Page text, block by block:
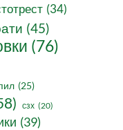
(34)
(45)
(76)
(25)
сзх (20)
(39)